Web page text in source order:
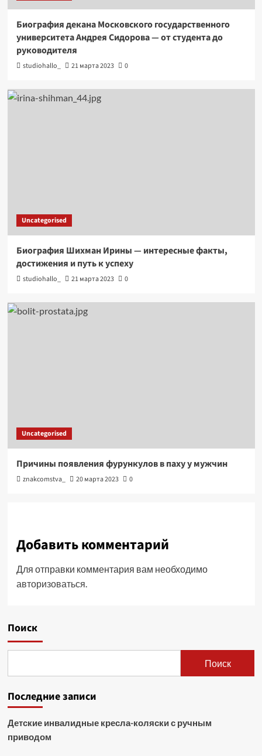
Биография декана Московского государственного
университета Андрея Сидорова — от студента до
руководителя
studiohallo_ 21 марта 2023 0
Uncategorised
Биография Шихман Ирины — интересные факты,
достижения и путь к успеху
studiohallo_ 21 марта 2023 0
Uncategorised
Причины появления фурункулов в паху у мужчин
znakcomstva_ 20 марта 2023 0
Добавить комментарий
Для отправки комментария вам необходимо
авторизоваться.
Поиск
Поиск
Последние записи
Детские инвалидные кресла-коляски с ручным
приводом